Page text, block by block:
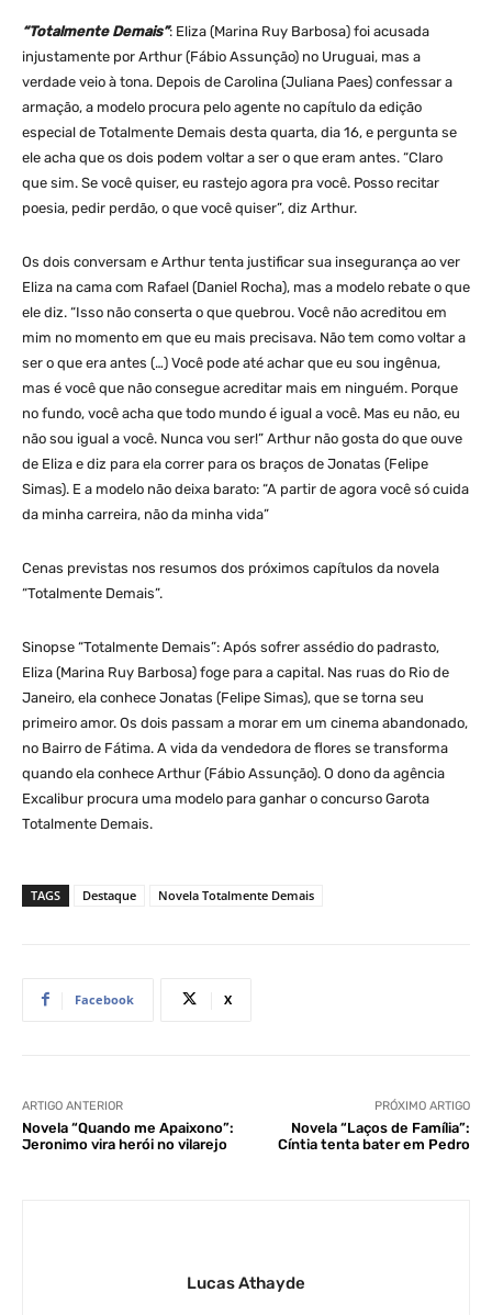
“Totalmente Demais”: Eliza (Marina Ruy Barbosa) foi acusada
injustamente por Arthur (Fábio Assunção) no Uruguai, mas a
verdade veio à tona. Depois de Carolina (Juliana Paes) confessar a
armação, a modelo procura pelo agente no capítulo da edição
especial de Totalmente Demais desta quarta, dia 16, e pergunta se
ele acha que os dois podem voltar a ser o que eram antes. “Claro
que sim. Se você quiser, eu rastejo agora pra você. Posso recitar
poesia, pedir perdão, o que você quiser”, diz Arthur.
Os dois conversam e Arthur tenta justificar sua insegurança ao ver
Eliza na cama com Rafael (Daniel Rocha), mas a modelo rebate o que
ele diz. “Isso não conserta o que quebrou. Você não acreditou em
mim no momento em que eu mais precisava. Não tem como voltar a
ser o que era antes (…) Você pode até achar que eu sou ingênua,
mas é você que não consegue acreditar mais em ninguém. Porque
no fundo, você acha que todo mundo é igual a você. Mas eu não, eu
não sou igual a você. Nunca vou ser!” Arthur não gosta do que ouve
de Eliza e diz para ela correr para os braços de Jonatas (Felipe
Simas). E a modelo não deixa barato: “A partir de agora você só cuida
da minha carreira, não da minha vida”
Cenas previstas nos resumos dos próximos capítulos da novela
“Totalmente Demais”.
Sinopse “Totalmente Demais”: Após sofrer assédio do padrasto,
Eliza (Marina Ruy Barbosa) foge para a capital. Nas ruas do Rio de
Janeiro, ela conhece Jonatas (Felipe Simas), que se torna seu
primeiro amor. Os dois passam a morar em um cinema abandonado,
no Bairro de Fátima. A vida da vendedora de flores se transforma
quando ela conhece Arthur (Fábio Assunção). O dono da agência
Excalibur procura uma modelo para ganhar o concurso Garota
Totalmente Demais.
TAGS Destaque Novela Totalmente Demais
Facebook X
ARTIGO ANTERIOR
Novela “Quando me Apaixono”:
Jeronimo vira herói no vilarejo
PRÓXIMO ARTIGO
Novela “Laços de Família”:
Cíntia tenta bater em Pedro
Lucas Athayde